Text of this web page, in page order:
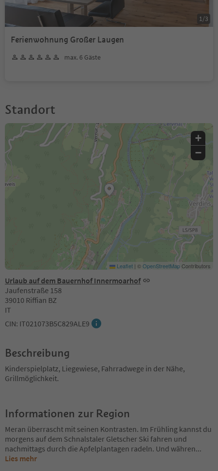
Ferienwohnung Großer Laugen
max. 6 Gäste
1 /3
Standort
Urlaub auf dem Bauernhof Innermoarhof
Jaufenstraße 158
39010 Riffian BZ
IT
CIN: IT021073B5C829ALE9
+
−
Leaflet | ©OpenStreetMapContributors
Beschreibung
Kinderspielplatz, Liegewiese, Fahrradwege in der Nähe,
Grillmöglichkeit.
Informationen zur Region
Meran überrascht mit seinen Kontrasten. Im Frühling kannst du
morgens auf dem Schnalstaler Gletscher Ski fahren und
nachmittags durch die Apfelplantagen radeln. Und währen...
Lies mehr